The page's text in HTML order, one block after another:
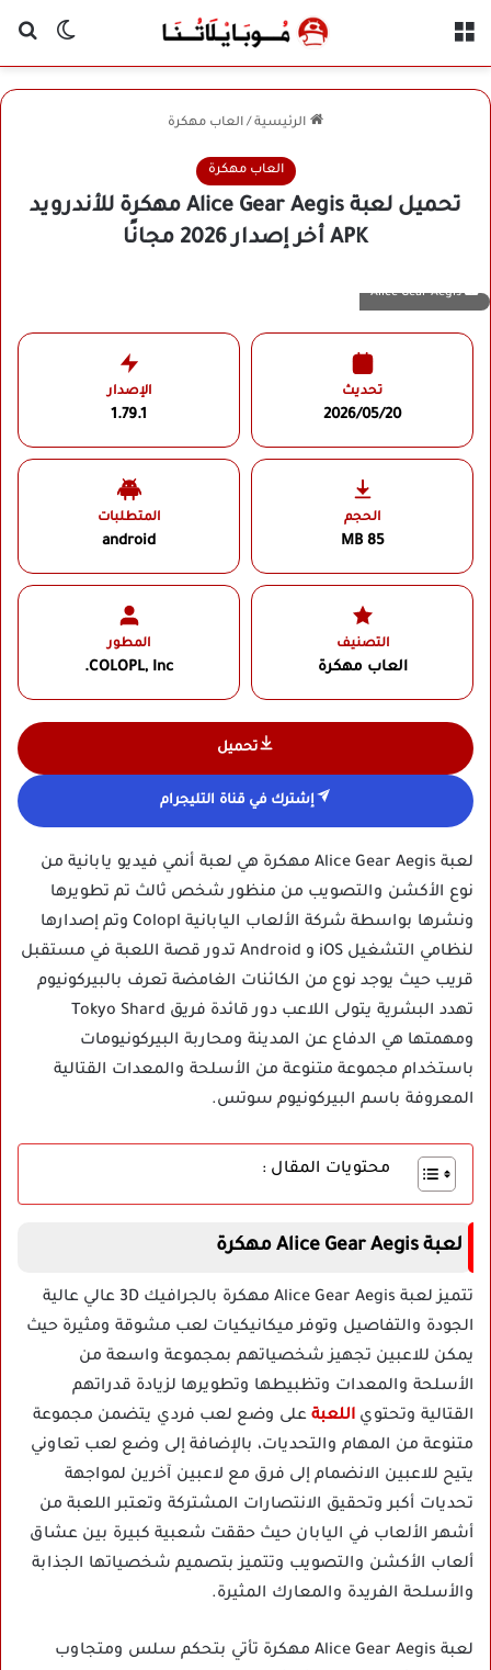
الوضع
الرئيسية / العاب مهكرة
العاب مهكرة
تحميل لعبة Alice Gear Aegis مهكرة للأندرويد
APK أخر إصدار 2026 مجانًا
Alice Gear Aegis
تحديث
2026/05/20
الإصدار
1.79.1
الحجم
85 MB
المتطلبات
android
التصنيف
العاب مهكرة
المطور
COLOPL, Inc.
تحميل
إشترك في قناة التليجرام
لعبة Alice Gear Aegis مهكرة هي لعبة أنمي فيديو يابانية من
نوع الأكشن والتصويب من منظور شخص ثالث تم تطويرها
ونشرها بواسطة شركة الألعاب اليابانية Colopl وتم إصدارها
لنظامي التشغيل iOS و Android تدور قصة اللعبة في مستقبل
قريب حيث يوجد نوع من الكائنات الغامضة تعرف بالبيركونيوم
تهدد البشرية يتولى اللاعب دور قائدة فريق Tokyo Shard
ومهمتها هي الدفاع عن المدينة ومحاربة البيركونيومات
باستخدام مجموعة متنوعة من الأسلحة والمعدات القتالية
المعروفة باسم البيركونيوم سوتس.
محتويات المقال :
لعبة Alice Gear Aegis مهكرة
تتميز لعبة Alice Gear Aegis مهكرة بالجرافيك 3D عالي عالية
الجودة والتفاصيل وتوفر ميكانيكيات لعب مشوقة ومثيرة حيث
يمكن للاعبين تجهيز شخصياتهم بمجموعة واسعة من
الأسلحة والمعدات وتظبيطها وتطويرها لزيادة قدراتهم
القتالية وتحتوي اللعبة على وضع لعب فردي يتضمن مجموعة
متنوعة من المهام والتحديات، بالإضافة إلى وضع لعب تعاوني
يتيح للاعبين الانضمام إلى فرق مع لاعبين آخرين لمواجهة
تحديات أكبر وتحقيق الانتصارات المشتركة وتعتبر اللعبة من
أشهر الألعاب في اليابان حيث حققت شعبية كبيرة بين عشاق
ألعاب الأكشن والتصويب وتتميز بتصميم شخصياتها الجذابة
والأسلحة الفريدة والمعارك المثيرة.
لعبة Alice Gear Aegis مهكرة تأتي بتحكم سلس ومتجاوب